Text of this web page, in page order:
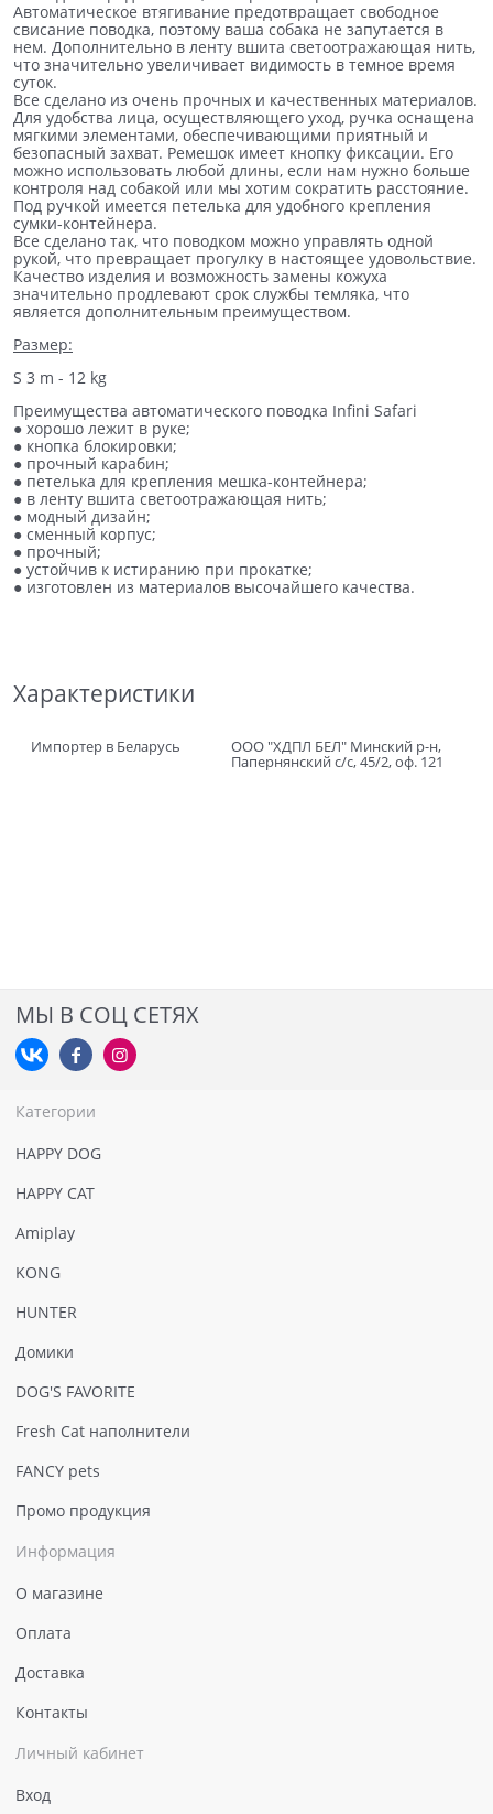
Автоматическое втягивание предотвращает свободное
свисание поводка, поэтому ваша собака не запутается в
нем. Дополнительно в ленту вшита светоотражающая нить,
что значительно увеличивает видимость в темное время
суток.
Все сделано из очень прочных и качественных материалов.
Для удобства лица, осуществляющего уход, ручка оснащена
мягкими элементами, обеспечивающими приятный и
безопасный захват. Ремешок имеет кнопку фиксации. Его
можно использовать любой длины, если нам нужно больше
контроля над собакой или мы хотим сократить расстояние.
Под ручкой имеется петелька для удобного крепления
сумки-контейнера.
Все сделано так, что поводком можно управлять одной
рукой, что превращает прогулку в настоящее удовольствие.
Качество изделия и возможность замены кожуха
значительно продлевают срок службы темляка, что
является дополнительным преимуществом.
Размер:
S 3 m - 12 kg
Преимущества автоматического поводка Infini Safari
● хорошо лежит в руке;
● кнопка блокировки;
● прочный карабин;
● петелька для крепления мешка-контейнера;
● в ленту вшита светоотражающая нить;
● модный дизайн;
● сменный корпус;
● прочный;
● устойчив к истиранию при прокатке;
● изготовлен из материалов высочайшего качества.
Характеристики
Импортер в Беларусь ООО "ХДПЛ БЕЛ" Минский р-н,
Папернянский с/с, 45/2, оф. 121
МЫ В СОЦ СЕТЯХ
Категории
HAPPY DOG
HAPPY CAT
Amiplay
KONG
HUNTER
Домики
DOG'S FAVORITE
Fresh Cat наполнители
FANCY pets
Промо продукция
Информация
О магазине
Оплата
Доставка
Контакты
Личный кабинет
Вход